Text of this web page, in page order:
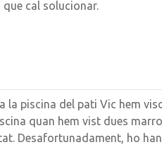
que cal solucionar.
la piscina del pati Vic hem
quan hem vist dues
Desafortunadament, ho